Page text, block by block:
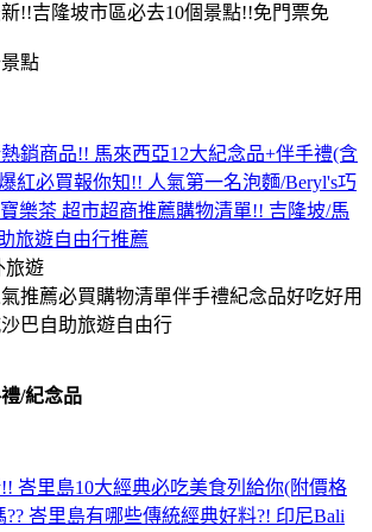
點
熱銷商品!! 馬來西亞12大紀念品+伴手禮(含
紅必買報你知!! 人氣第一名泡麵/Beryl's巧
樂茶 超市超商推薦購物清單!! 吉隆坡/馬
旅遊自由行推薦
旅遊
/紀念品
!! 峇里島10大經典必吃美食列給你(附價格
峇里島有哪些傳統經典好料?! 印尼Bali